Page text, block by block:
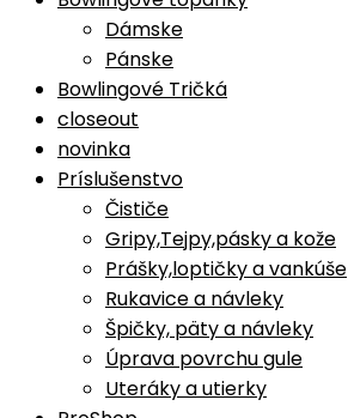
Dámske
Pánske
Bowlingové Tričká
closeout
novinka
Príslušenstvo
Čističe
Gripy,Tejpy,pásky a kože
Prášky,loptičky a vankúše
Rukavice a návleky
Špičky, päty a návleky
Úprava povrchu gule
Uteráky a utierky